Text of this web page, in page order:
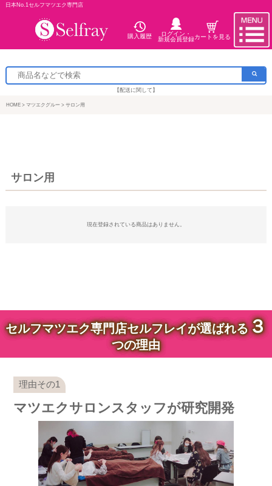
日本No.1セルフマツエク専門店
購入履歴
ログイン・
新規会員登録カートを見る
【配送に関して】
HOME マツエクグルー サロン用
サロン用
現在登録されている商品はありません。
セルフマツエク専門店セルフレイが選ばれる３
つの理由
マツエクサロンスタッフが研究開発